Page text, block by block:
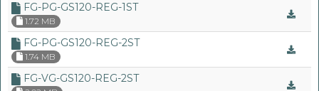
FG-PG-GS120-REG-1ST
1.72 MB
FG-PG-GS120-REG-2ST
1.74 MB
FG-VG-GS120-REG-2ST